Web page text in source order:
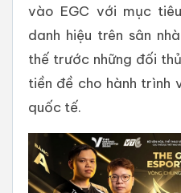
vào EGC với mục
danh hiệu trên sân
thế trước những đối
tiền đề cho hành trình
quốc tế.